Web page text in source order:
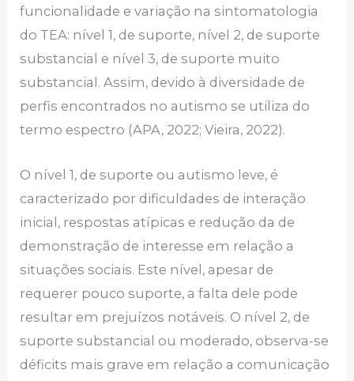
funcionalidade e variação na sintomatologia
do TEA: nível 1, de suporte, nível 2, de suporte
substancial e nível 3, de suporte muito
substancial. Assim, devido à diversidade de
perfis encontrados no autismo se utiliza do
termo espectro (APA, 2022; Vieira, 2022).
O nível 1, de suporte ou autismo leve, é
caracterizado por dificuldades de interação
inicial, respostas atípicas e redução da de
demonstração de interesse em relação a
situações sociais. Este nível, apesar de
requerer pouco suporte, a falta dele pode
resultar em prejuízos notáveis. O nível 2, de
suporte substancial ou moderado, observa-se
déficits mais grave em relação a comunicação